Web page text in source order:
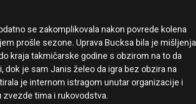
se zakomplikovala nakon povrede kolena
prošle sezone. Uprava Bucksa bila je mišljenja
kraja takmičarske godine s obzirom na to da
dok je sam Janis želeo da igra bez obzira na
je internom istragom unutar organizacije i
tima i rukovodstva.